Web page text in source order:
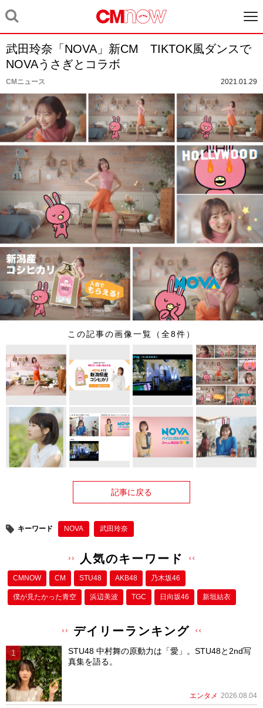
武田玲奈「NOVA」新CM TIKTOK風ダンスで
NOVAうさぎとコラボ
CMニュース 2021.01.29
この記事の画像一覧（全8件）
記事に戻る
キーワード NOVA 武田玲奈
人気のキーワード
CMNOW CM STU48 AKB48 乃木坂46
僕が⾒たかった⻘空 浜辺美波 TGC 日向坂46 新垣結衣
デイリーランキング
STU48 中村舞の原動力は「愛」。STU48と2nd写
真集を語る。
エンタメ 2026.08.04